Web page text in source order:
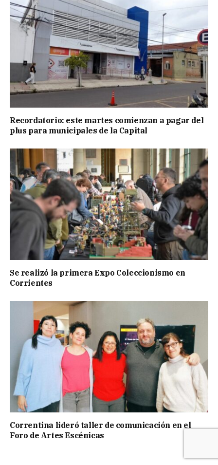
Recordatorio: este martes comienzan a pagar del
plus para municipales de la Capital
Se realizó la primera Expo Coleccionismo en
Corrientes
Correntina lideró taller de comunicación en el
Foro de Artes Escénicas